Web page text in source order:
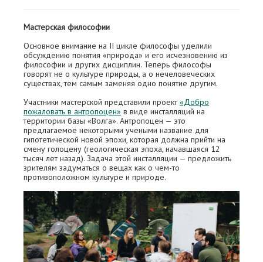
Мастерская философии
Основное внимание на II цикле философы уделили
обсуждению понятия «природа» и его исчезновению из
философии и других дисциплин. Теперь философы
говорят не о культуре природы, а о нечеловеческих
существах, тем самым заменяя одно понятие другим.
Участники мастерской представили проект«Добро
пожаловать в антропоцен» в виде инсталляций на
территории базы «Волга». Антропоцен — это
предлагаемое некоторыми учеными название для
гипотетической новой эпохи, которая должна прийти на
смену голоцену (геологическая эпоха, начавшаяся 12
тысяч лет назад). Задача этой инсталляции — предложить
зрителям задуматься о вещах как о чем-то
противоположном культуре и природе.